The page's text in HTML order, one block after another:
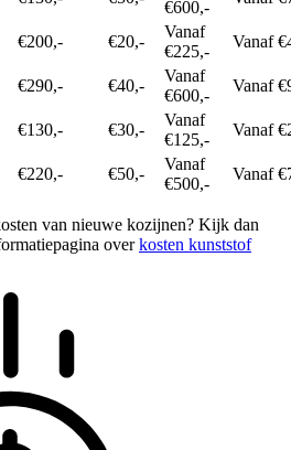
€600,-
€200,- €20,-
Vanaf
€225,-
Vanaf
€290,- €40,-
Vanaf
€600,-
Vanaf
€130,- €30,-
Vanaf
€125,-
Vanaf
€220,- €50,-
Vanaf
€500,-
Vanaf
van nieuwe kozijnen? Kijk dan
overkosten kunststof